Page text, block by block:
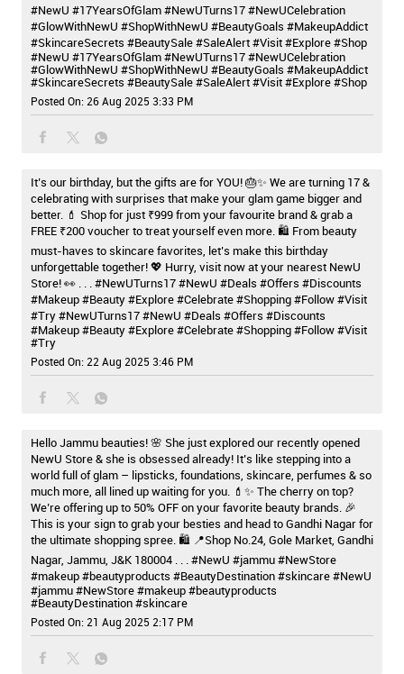
#NewU #17YearsOfGlam #NewUTurns17 #NewUCelebration
#GlowWithNewU #ShopWithNewU #BeautyGoals #MakeupAddict
#SkincareSecrets #BeautySale #SaleAlert #Visit #Explore #Shop
#NewU #17YearsOfGlam#NewUTurns17#NewUCelebration
#GlowWithNewU #ShopWithNewU #BeautyGoals #MakeupAddict
#SkincareSecrets #BeautySale#SaleAlert#Visit#Explore#Shop
Posted On: 26 Aug 2025 3:33 PM
It’s our birthday, but the gifts are for YOU! 🎂✨ We are turning 17 &
celebrating with surprises that make your glam game bigger and
better. 💄 Shop for just ₹999 from your favourite brand & grab a
FREE ₹200 voucher to treat yourself even more. 🛍️ From beauty
must-haves to skincare favorites, let’s make this birthday
unforgettable together! 💖 Hurry, visit now at your nearest NewU
Store! 👀 . . . #NewUTurns17 #NewU #Deals #Offers #Discounts
#Makeup #Beauty #Explore #Celebrate #Shopping #Follow #Visit
#Try#NewUTurns17#NewU #Deals #Offers #Discounts
#Makeup#Beauty#Explore#Celebrate#Shopping#Follow#Visit
#Try
Posted On: 22 Aug 2025 3:46 PM
Hello Jammu beauties! 🌸 She just explored our recently opened
NewU Store & she is obsessed already! It’s like stepping into a
world full of glam – lipsticks, foundations, skincare, perfumes & so
much more, all lined up waiting for you. 💄✨ The cherry on top?
We’re offering up to 50% OFF on your favorite beauty brands. 🎉
This is your sign to grab your besties and head to Gandhi Nagar for
the ultimate shopping spree. 🛍️ 📍Shop No.24, Gole Market, Gandhi
Nagar, Jammu, J&K 180004 . . . #NewU #jammu #NewStore
#makeup #beautyproducts #BeautyDestination #skincare#NewU
#jammu#NewStore#makeup#beautyproducts
#BeautyDestination#skincare
Posted On: 21 Aug 2025 2:17 PM